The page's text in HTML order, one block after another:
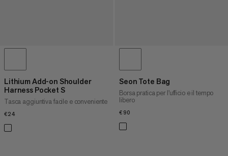
Lithium Add-on Shoulder
Harness Pocket S
Tasca aggiuntiva facile e conveniente
€24
Seon Tote Bag
Borsa pratica per l'ufficio e il tempo
libero
€90